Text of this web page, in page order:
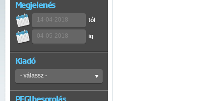
Megjelenés
tól
ig
Kiadó
PEGI besorolás